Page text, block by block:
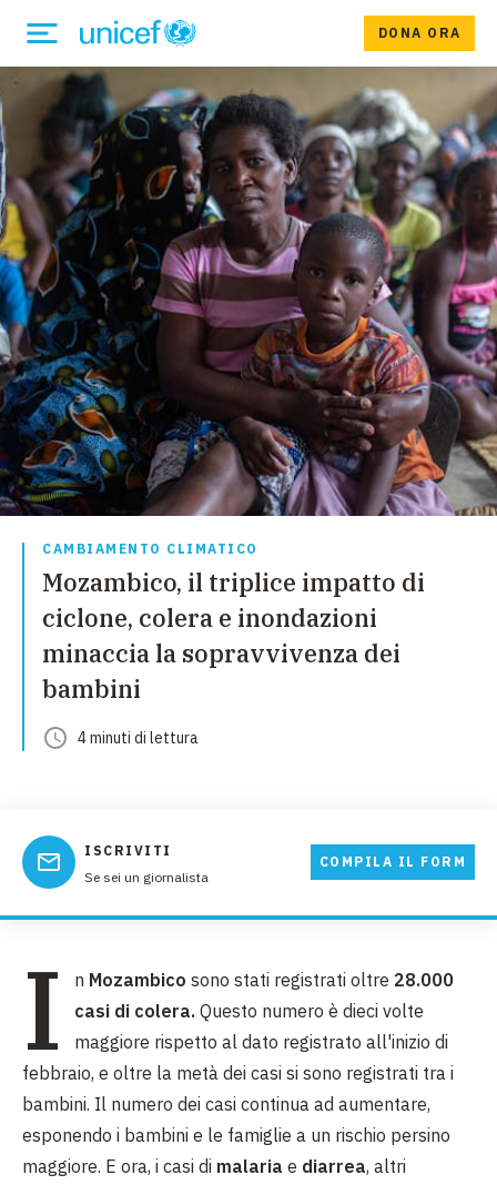
DONA ORA
CAMBIAMENTO CLIMATICO
Mozambico, il triplice impatto di
ciclone, colera e inondazioni
minaccia la sopravvivenza dei
bambini
4minuti di lettura
ISCRIVITI
Se sei un giornalista
COMPILA IL FORM
I n Mozambico sono stati registrati oltre 28.000
casi di colera. Questo numero è dieci volte
maggiore rispetto al dato registrato all'inizio di
febbraio, e oltre la metà dei casi si sono registrati tra i
bambini. Il numero dei casi continua ad aumentare,
esponendo i bambini e le famiglie a un rischio persino
maggiore. E ora, i casi di malaria e diarrea, altri